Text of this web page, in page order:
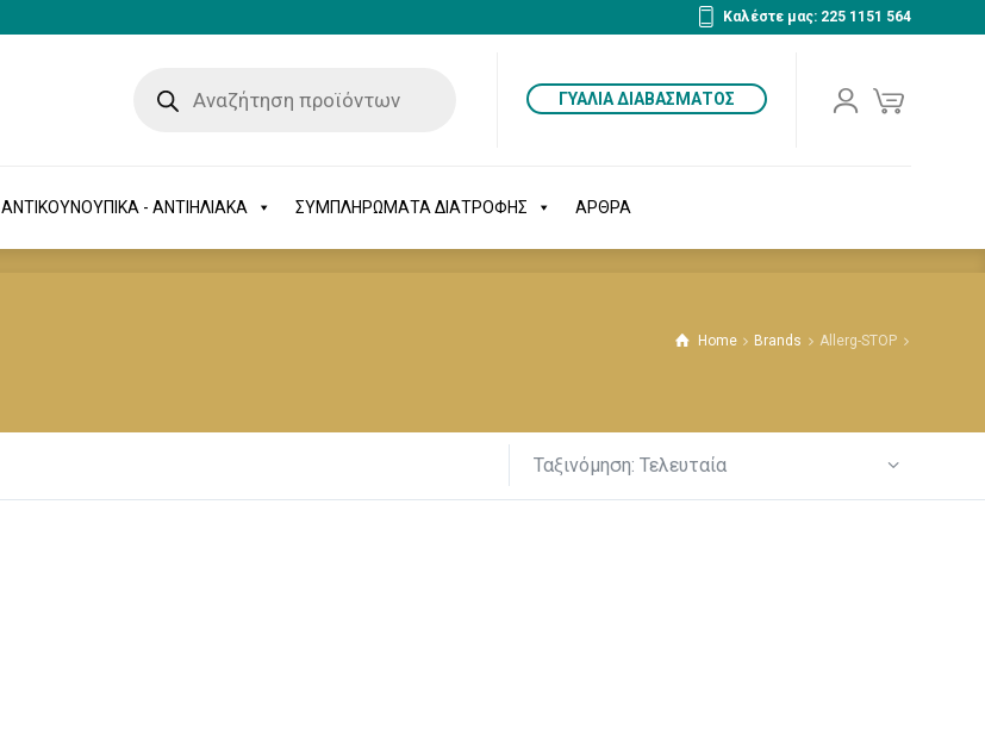
Καλέστε μας: 225 1151 564
ΓΥΑΛΙΑ ΔΙΑΒΑΣΜΑΤΟΣ
ΑΝΤΙΚΟΥΝΟΥΠΙΚΑ - ΑΝΤΙΗΛΙΑΚΑ ΣΥΜΠΛΗΡΩΜΑΤΑ ΔΙΑΤΡΟΦΗΣ ΑΡΘΡΑ
ΑΝΤΙΚΟΥΝΟΥΠΙΚΑ - ΑΝΤΙΗΛΙΑΚΑ ΣΥΜΠΛΗΡΩΜΑΤΑ ΔΙΑΤΡΟΦΗΣ ΑΡΘΡΑ
Home Brands Allerg-STOP
Ταξινόμηση: Τελευταία